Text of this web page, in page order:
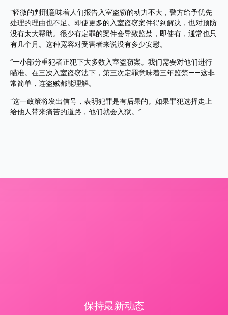
“轻微的判刑意味着人们报告入室盗窃的动力不大，警方给予优先
处理的理由也不足。即使更多的入室盗窃案件得到解决，也对预防
没有太大帮助。很少有定罪的案件会导致监禁，即使有，通常也只
有几个月。这种宽容对受害者来说没有多少安慰。
“一小部分重犯者正犯下大多数入室盗窃案。我们需要对他们进行
瞄准。在三次入室盗窃法下，第三次定罪意味着三年监禁——这非
常简单，连盗贼都能理解。
“这一政策将发出信号，表明犯罪是有后果的。如果罪犯选择走上
给他人带来痛苦的道路，他们就会入狱。”
保持最新动态